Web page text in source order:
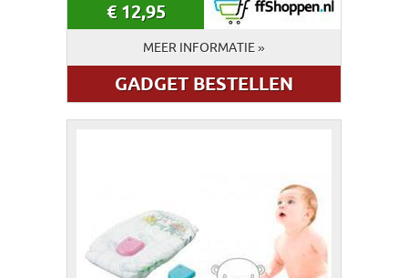
€ 12,95
MEER INFORMATIE »
GADGET BESTELLEN